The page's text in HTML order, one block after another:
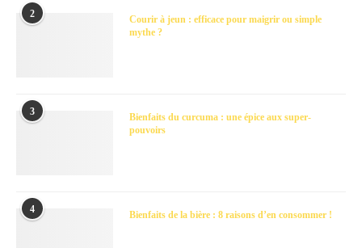
2
Courir à jeun : efficace pour maigrir ou simple
mythe ?
3
Bienfaits du curcuma : une épice aux super-
pouvoirs
4 Bienfaits de la bière : 8 raisons d’en consommer !